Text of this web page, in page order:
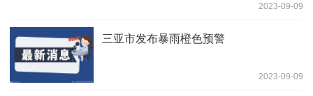
2023-09-09
三亚市发布暴雨橙色预警
2023-09-09